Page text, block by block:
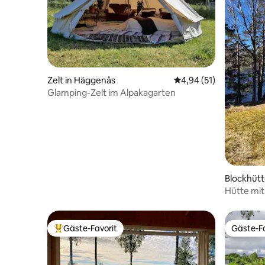
Zelt in Häggenås Durchschnittliche
4,94 (51)
Glamping-Zelt im Alpakagarten
Hütte
Beliebter Gäste-Favorit.
Gäste-Favorit Gäste-
Gäste-